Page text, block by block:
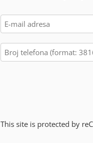
This site is protected by